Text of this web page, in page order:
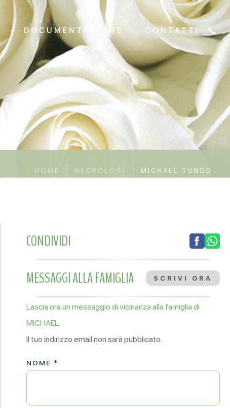
DOCUMENTAZIONE CONTATTI
HOME NECROLOGI MICHAEL TUNDO
CONDIVIDI
MESSAGGI ALLA FAMIGLIA
SCRIVI ORA
Lascia ora un messaggio di vicinanza alla famiglia di
MICHAEL.
Il tuo indirizzo email non sarà pubblicato.
NOME *